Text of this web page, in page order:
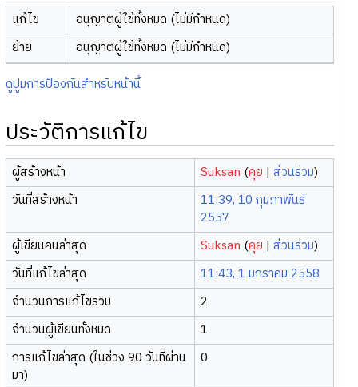
แก้ไข
อนุญาตผู้ใช้ทั้งหมด (ไม่มีกำหนด)
ย้าย
อนุญาตผู้ใช้ทั้งหมด (ไม่มีกำหนด)
ดูปูมการป้องกันสำหรับหน้านี้
ประวัติการแก้ไข
ผู้สร้างหน้า Suksan (คุย |ส่วนร่วม)
วันที่สร้างหน้า
11:39, 10 กุมภาพันธ์
2557
ผู้เขียนคนล่าสุด
Suksan (คุย |ส่วนร่วม)
วันที่แก้ไขล่าสุด
11:43, 1 มกราคม 2558
จำนวนการแก้ไขรวม
2
จำนวนผู้เขียนทั้งหมด
1
การแก้ไขล่าสุด (ในช่วง 90 วันที่ผ่าน
มา)
0